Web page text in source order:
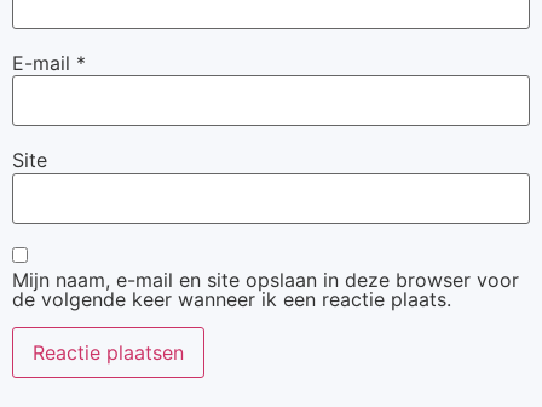
E-mail *
Site
Mijn naam, e-mail en site opslaan in deze browser voor
de volgende keer wanneer ik een reactie plaats.